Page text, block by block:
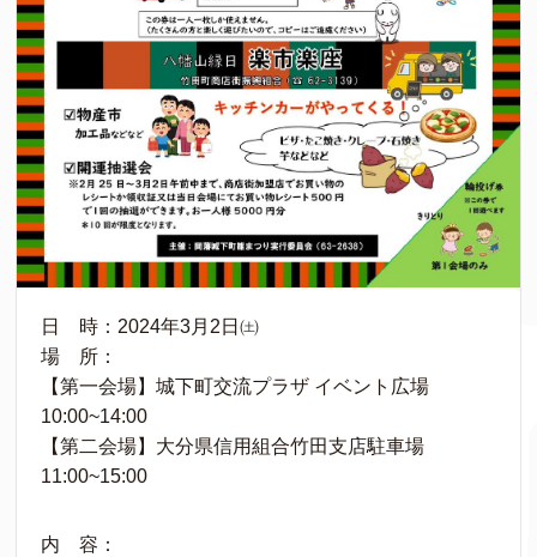
日 時：2024年3月2日㈯
場 所：
【第一会場】城下町交流プラザ イベント広場
10:00~14:00
【第二会場】大分県信用組合竹田支店駐車場
11:00~15:00
内 容：